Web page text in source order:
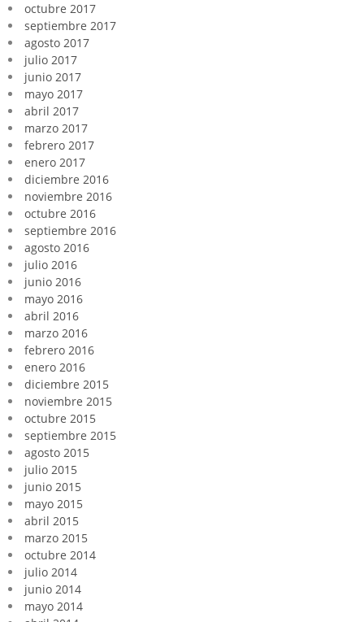
octubre 2017
septiembre 2017
agosto 2017
julio 2017
junio 2017
mayo 2017
abril 2017
marzo 2017
febrero 2017
enero 2017
diciembre 2016
noviembre 2016
octubre 2016
septiembre 2016
agosto 2016
julio 2016
junio 2016
mayo 2016
abril 2016
marzo 2016
febrero 2016
enero 2016
diciembre 2015
noviembre 2015
octubre 2015
septiembre 2015
agosto 2015
julio 2015
junio 2015
mayo 2015
abril 2015
marzo 2015
octubre 2014
julio 2014
junio 2014
mayo 2014